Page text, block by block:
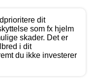
dit
som fx hjelm
skader. Det er
i dit
du ikke investerer